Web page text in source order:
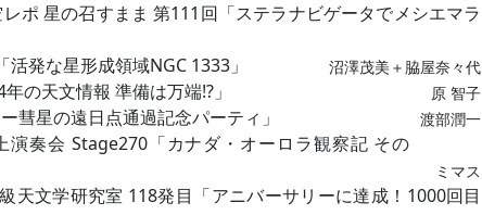
ポ 星の召すまま 第111回「ステラナビゲータでメシエマラ
発な星形成領域NGC 1333」
沼澤茂美＋脇屋奈々代
の天文情報 準備は万端⁉」 原 智子
彗星の遠日点通過記念パーティ」 渡部潤一
演奏会 Stage270「カナダ・オーロラ観察記 その
ミマス
天文学研究室 118発目「アニバーサリーに達成！1000回目